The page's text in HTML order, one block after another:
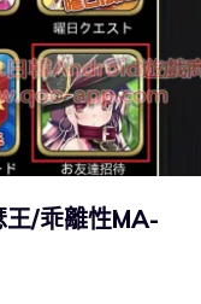
王/乖離性MA-